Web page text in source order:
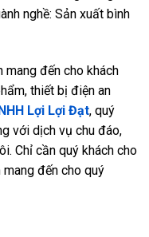
nghề: Sản xuất bình
mang đến cho khách
thiết bị điện an
Lợi Lợi Đạt, quý
với dịch vụ chu đáo,
Chỉ cần quý khách cho
đến cho quý